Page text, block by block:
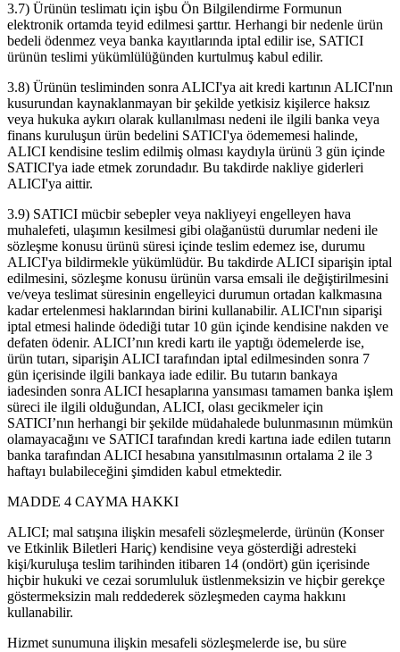
3.7) Ürünün teslimatı için işbu Ön Bilgilendirme Formunun
elektronik ortamda teyid edilmesi şarttır. Herhangi bir nedenle ürün
bedeli ödenmez veya banka kayıtlarında iptal edilir ise, SATICI
ürünün teslimi yükümlülüğünden kurtulmuş kabul edilir.
3.8) Ürünün tesliminden sonra ALICI'ya ait kredi kartının ALICI'nın
kusurundan kaynaklanmayan bir şekilde yetkisiz kişilerce haksız
veya hukuka aykırı olarak kullanılması nedeni ile ilgili banka veya
finans kuruluşun ürün bedelini SATICI'ya ödememesi halinde,
ALICI kendisine teslim edilmiş olması kaydıyla ürünü 3 gün içinde
SATICI'ya iade etmek zorundadır. Bu takdirde nakliye giderleri
ALICI'ya aittir.
3.9) SATICI mücbir sebepler veya nakliyeyi engelleyen hava
muhalefeti, ulaşımın kesilmesi gibi olağanüstü durumlar nedeni ile
sözleşme konusu ürünü süresi içinde teslim edemez ise, durumu
ALICI'ya bildirmekle yükümlüdür. Bu takdirde ALICI siparişin iptal
edilmesini, sözleşme konusu ürünün varsa emsali ile değiştirilmesini
ve/veya teslimat süresinin engelleyici durumun ortadan kalkmasına
kadar ertelenmesi haklarından birini kullanabilir. ALICI'nın siparişi
iptal etmesi halinde ödediği tutar 10 gün içinde kendisine nakden ve
defaten ödenir. ALICI’nın kredi kartı ile yaptığı ödemelerde ise,
ürün tutarı, siparişin ALICI tarafından iptal edilmesinden sonra 7
gün içerisinde ilgili bankaya iade edilir. Bu tutarın bankaya
iadesinden sonra ALICI hesaplarına yansıması tamamen banka işlem
süreci ile ilgili olduğundan, ALICI, olası gecikmeler için
SATICI’nın herhangi bir şekilde müdahalede bulunmasının mümkün
olamayacağını ve SATICI tarafından kredi kartına iade edilen tutarın
banka tarafından ALICI hesabına yansıtılmasının ortalama 2 ile 3
haftayı bulabileceğini şimdiden kabul etmektedir.
MADDE 4 CAYMA HAKKI
ALICI; mal satışına ilişkin mesafeli sözleşmelerde, ürünün (Konser
ve Etkinlik Biletleri Hariç) kendisine veya gösterdiği adresteki
kişi/kuruluşa teslim tarihinden itibaren 14 (ondört) gün içerisinde
hiçbir hukuki ve cezai sorumluluk üstlenmeksizin ve hiçbir gerekçe
göstermeksizin malı reddederek sözleşmeden cayma hakkını
kullanabilir.
Hizmet sunumuna ilişkin mesafeli sözleşmelerde ise, bu süre